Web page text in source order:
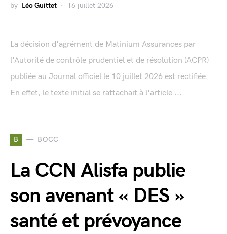
by Léo Guittet 16 juillet 2026
La décision d'agrément de Matinium Assurances par
l'Autorité de contrôle prudentiel et de résolution (ACPR)
publiée au Journal officiel le 10 juillet 2026 est rectifiée.
En effet, le texte initial se rattachait à l'article ...
B BOCC
La CCN Alisfa publie
son avenant « DES »
santé et prévoyance